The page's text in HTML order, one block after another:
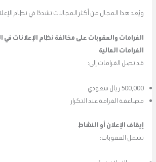
ويُعد هذا المجال من أكثر المجالات تشددًا في نظام
الغرامات والعقوبات على مخالفة نظام الإعلانات في
الغرامات المالية
قد تصل الغرامات إلى:
500,000 ريال سعودي
مضاعفة الغرامة عند التكرار
إيقاف الإعلان أو النشاط
تشمل العقوبات: